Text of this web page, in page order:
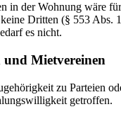
in der Wohnung wäre
Dritten (§ 553 Abs.
es nicht.
Mietvereinen
zu Parteien
getroffen.